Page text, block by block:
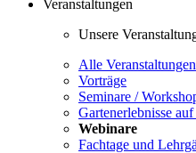
Veranstaltungen
Unsere
Alle Veranstaltungen
Vorträge
Seminare /
Gartenerlebnisse
Webinare
Fachtage und